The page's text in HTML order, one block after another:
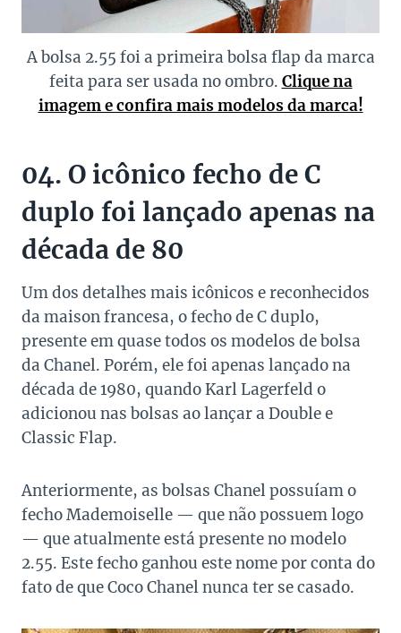
A bolsa 2.55 foi a primeira bolsa flap da marca
feita para ser usada no ombro. Clique na
imagem e confira mais modelos da marca!
04. O icônico fecho de C
duplo foi lançado apenas na
década de 80
Um dos detalhes mais icônicos e reconhecidos
da maison francesa, o fecho de C duplo,
presente em quase todos os modelos de bolsa
da Chanel. Porém, ele foi apenas lançado na
década de 1980, quando Karl Lagerfeld o
adicionou nas bolsas ao lançar a Double e
Classic Flap.
Anteriormente, as bolsas Chanel possuíam o
fecho Mademoiselle — que não possuem logo
— que atualmente está presente no modelo
2.55. Este fecho ganhou este nome por conta do
fato de que Coco Chanel nunca ter se casado.